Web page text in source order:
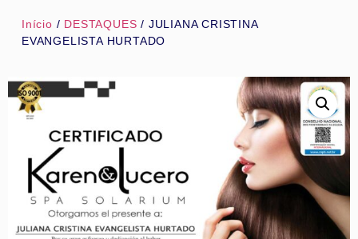
Início / DESTAQUES / JULIANA CRISTINA
EVANGELISTA HURTADO